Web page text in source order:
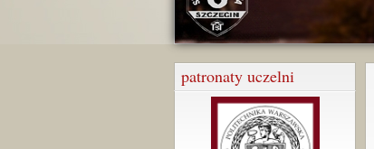
patronaty uczelni